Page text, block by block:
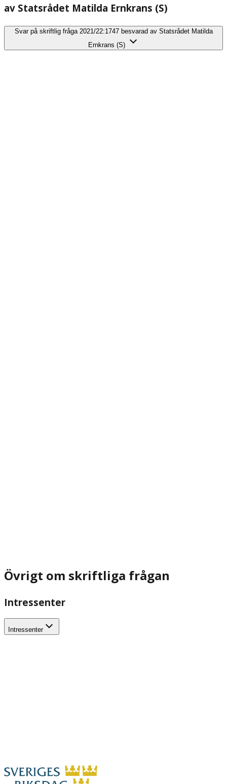
av Statsrådet Matilda Ernkrans (S)
Svar på skriftlig fråga 2021/22:1747 besvarad av Statsrådet Matilda
Ernkrans (S)
Övrigt om skriftliga frågan
Intressenter
Intressenter